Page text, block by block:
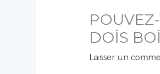
DOİS
Laisser un